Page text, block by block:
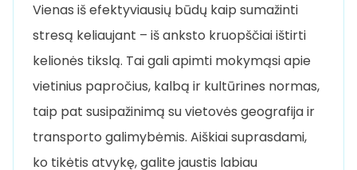
Vienas iš efektyviausių būdų kaip sumažinti
stresą keliaujant – iš anksto kruopščiai ištirti
kelionės tikslą. Tai gali apimti mokymąsi apie
vietinius papročius, kalbą ir kultūrines normas,
taip pat susipažinimą su vietovės geografija ir
transporto galimybėmis. Aiškiai suprasdami,
ko tikėtis atvykę, galite jaustis labiau